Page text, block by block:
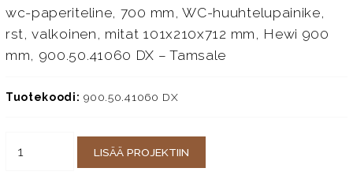
wc-paperiteline, 700 mm, WC-huuhtelupainike,
rst, valkoinen, mitat 101x210x712 mm, Hewi 900
mm, 900.50.41060 DX – Tamsale
Tuotekoodi: 900.50.41060 DX
LISÄÄ PROJEKTIIN